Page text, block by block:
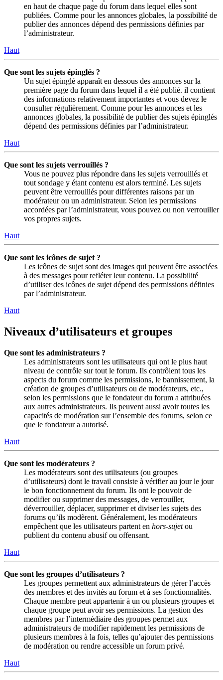
en haut de chaque page du forum dans lequel elles sont
publiées. Comme pour les annonces globales, la possibilité de
publier des annonces dépend des permissions définies par
l’administrateur.
Haut
Que sont les sujets épinglés ?
Un sujet épinglé apparaît en dessous des annonces sur la
première page du forum dans lequel il a été publié. il contient
des informations relativement importantes et vous devez le
consulter régulièrement. Comme pour les annonces et les
annonces globales, la possibilité de publier des sujets épinglés
dépend des permissions définies par l’administrateur.
Haut
Que sont les sujets verrouillés ?
Vous ne pouvez plus répondre dans les sujets verrouillés et
tout sondage y étant contenu est alors terminé. Les sujets
peuvent être verrouillés pour différentes raisons par un
modérateur ou un administrateur. Selon les permissions
accordées par l’administrateur, vous pouvez ou non verrouiller
vos propres sujets.
Haut
Que sont les icônes de sujet ?
Les icônes de sujet sont des images qui peuvent être associées
à des messages pour refléter leur contenu. La possibilité
d’utiliser des icônes de sujet dépend des permissions définies
par l’administrateur.
Haut
Niveaux d’utilisateurs et groupes
Que sont les administrateurs ?
Les administrateurs sont les utilisateurs qui ont le plus haut
niveau de contrôle sur tout le forum. Ils contrôlent tous les
aspects du forum comme les permissions, le bannissement, la
création de groupes d’utilisateurs ou de modérateurs, etc.,
selon les permissions que le fondateur du forum a attribuées
aux autres administrateurs. Ils peuvent aussi avoir toutes les
capacités de modération sur l’ensemble des forums, selon ce
que le fondateur a autorisé.
Haut
Que sont les modérateurs ?
Les modérateurs sont des utilisateurs (ou groupes
d’utilisateurs) dont le travail consiste à vérifier au jour le jour
le bon fonctionnement du forum. Ils ont le pouvoir de
modifier ou supprimer des messages, de verrouiller,
déverrouiller, déplacer, supprimer et diviser les sujets des
forums qu’ils modèrent. Généralement, les modérateurs
empêchent que les utilisateurs partent en hors-sujetou
publient du contenu abusif ou offensant.
Haut
Que sont les groupes d’utilisateurs ?
Les groupes permettent aux administrateurs de gérer l’accès
des membres et des invités au forum et à ses fonctionnalités.
Chaque membre peut appartenir à un ou plusieurs groupes et
chaque groupe peut avoir ses permissions. La gestion des
membres par l’intermédiaire des groupes permet aux
administrateurs de modifier rapidement les permissions de
plusieurs membres à la fois, telles qu’ajouter des permissions
de modération ou rendre accessible un forum privé.
Haut